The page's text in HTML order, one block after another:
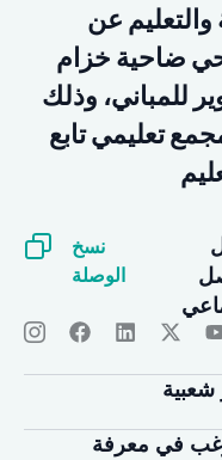
والتعليم عن
ضاحية خزام
للمباني، وذلك
تعليمي تابع
نسخ
الوصلة
شعبية
في معرفة